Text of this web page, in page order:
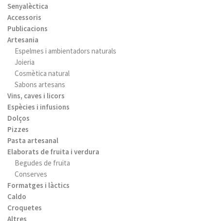
Senyalèctica
Accessoris
Publicacions
Artesania
Espelmes i ambientadors naturals
Joieria
Cosmètica natural
Sabons artesans
Vins, caves i licors
Espècies i infusions
Dolços
Pizzes
Pasta artesanal
Elaborats de fruita i verdura
Begudes de fruita
Conserves
Formatges i làctics
Caldo
Croquetes
Altres